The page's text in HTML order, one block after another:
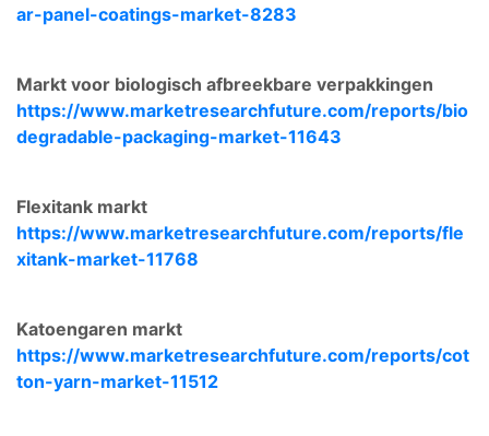
ar-panel-coatings-market-8283
Markt voor biologisch afbreekbare verpakkingen
https://www.marketresearchfuture.com/reports/bio
degradable-packaging-market-11643
Flexitank markt
https://www.marketresearchfuture.com/reports/fle
xitank-market-11768
Katoengaren markt
https://www.marketresearchfuture.com/reports/cot
ton-yarn-market-11512